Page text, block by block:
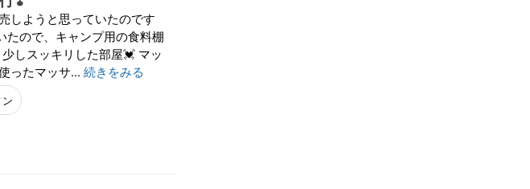
しようと思っていたのです
ので、キャンプ用の食料棚
しスッキリした部屋💓 マッ
ったマッサ... 続きをみる